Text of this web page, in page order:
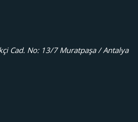
Cad. No: 13/7 Muratpaşa / Antalya